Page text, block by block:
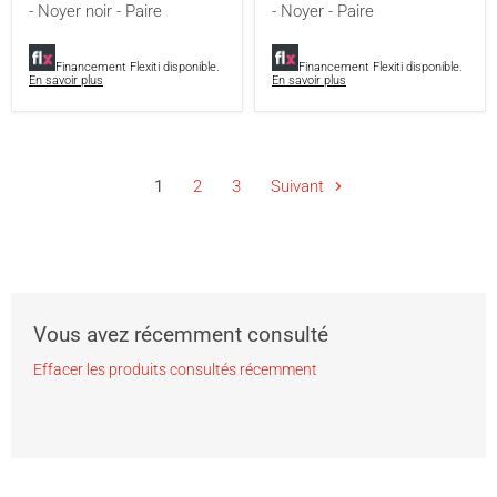
Noyer
Paire
- Noyer noir - Paire
Financement Flexiti disponible.
En savoir plus
Noyer
Paire
- Noyer - Paire
Financement Flexiti disponible.
En savoir plus
1 2 3 Suivant
Vous avez récemment consulté
Effacer les produits consultés récemment